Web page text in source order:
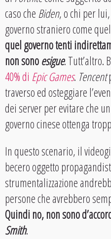
caso che Biden, o chi per
governo straniero come
quel governo tenti
non sonoesigue. Tutt’altro.
40% di Epic Games. Tencent
traverso ed osteggiare
dei server per evitare che
governo cinese ottenga
In questo scenario, il
becero oggetto
strumentalizzazione
persone che avrebbero
Quindi no, non sono
Smith.